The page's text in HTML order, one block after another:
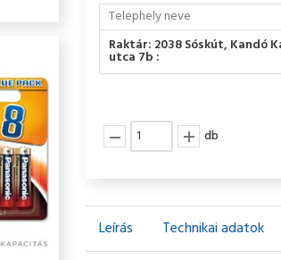
Telephely neve
Raktár: 2038 Sóskút, Kandó
utca 7b :
db
Leírás Technikai adatok